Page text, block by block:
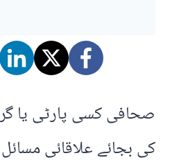
صحافی کسی پارٹی یا
کی بجائے علاقائی